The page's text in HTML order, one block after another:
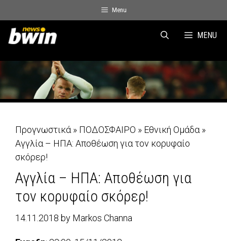
to
content
Menu
MENU
Προγνωστικά » ΠΟΔΟΣΦΑΙΡΟ » Εθνική Ομάδα »
Αγγλία – ΗΠΑ: Αποθέωση για τον κορυφαίο
σκόρερ!
Αγγλία – ΗΠΑ: Αποθέωση για
τον κορυφαίο σκόρερ!
14.11.2018 by Markos Channa